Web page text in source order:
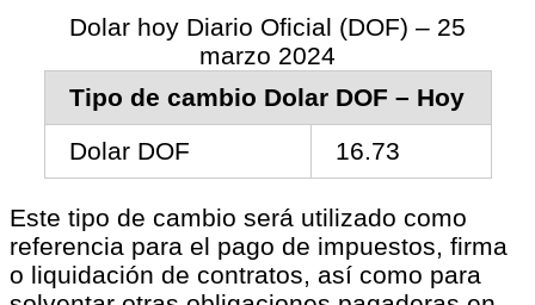
Dolar hoy Diario Oficial (DOF) – 25
marzo 2024
Tipo de cambio Dolar DOF – Hoy
Dolar DOF
16.73
Este tipo de cambio será utilizado como
referencia para el pago de impuestos, firma
o liquidación de contratos, así como para